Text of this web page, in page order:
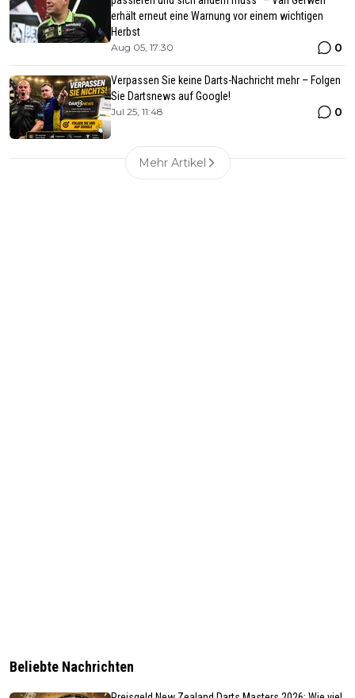
erhält erneut eine Warnung vor einem wichtigen
Herbst
Aug 05, 17:30 0
Verpassen Sie keine Darts-Nachricht mehr – Folgen
Sie Dartsnews auf Google!
Jul 25, 11:48 0
Mehr Artikel
Beliebte Nachrichten